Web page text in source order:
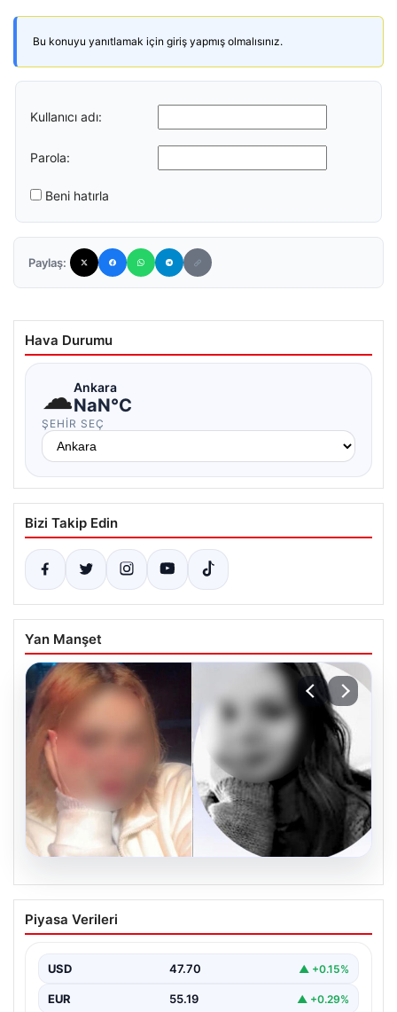
Bu konuyu yanıtlamak için giriş yapmış olmalısınız.
Kullanıcı adı:
Parola:
Beni hatırla
Paylaş:
Hava Durumu
☁Ankara
NaN°C
ŞEHIR SEÇ
Bizi Takip Edin
Yan Manşet
06.08.2026
Hatay’da sır olay. Göğsünden vurulmuş
halde bulundu, telefonundan olay anının
{"title": "Hatay’da Gizemli Olay: Göğsünden Yaralanan
Piyasa Verileri
USD 47.70 ▲ +0.15%
EUR 55.19 ▲ +0.29%